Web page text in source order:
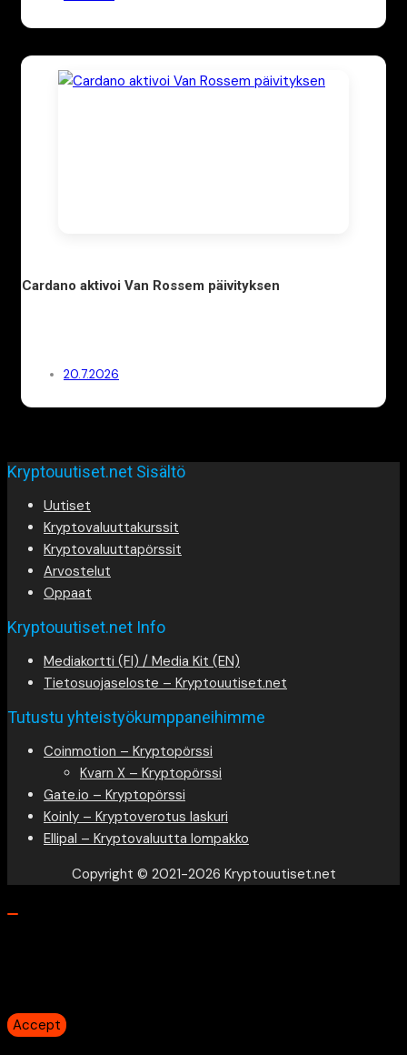
Cardano aktivoi Van Rossem päivityksen
20.7.2026
Kryptouutiset.net Sisältö
Uutiset
Kryptovaluuttakurssit
Kryptovaluuttapörssit
Arvostelut
Oppaat
Kryptouutiset.net Info
Mediakortti (FI) / Media Kit (EN)
Tietosuojaseloste – Kryptouutiset.net
Tutustu yhteistyökumppaneihimme
Coinmotion – Kryptopörssi
Kvarn X – Kryptopörssi
Gate.io – Kryptopörssi
Koinly – Kryptoverotus laskuri
Ellipal – Kryptovaluutta lompakko
Copyright © 2021-2026 Kryptouutiset.net
Accept